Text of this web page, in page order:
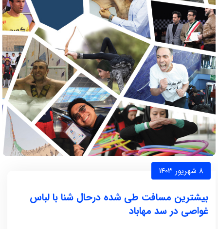
۸ شهریور ۱۴۰۳
بیشترین مسافت طی شده درحال شنا با لباس
غواصی در سد مهاباد